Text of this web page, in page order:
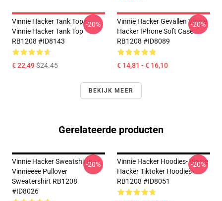
Vinnie Hacker Tank Tops -
Vinnie Hacker Tank Top
RB1208 #ID8143
€ 22,49$24.45
-20%
Vinnie Hacker Gevallen Vinnie
Hacker IPhone Soft Case
RB1208 #ID8089
€ 14,81 - € 16,10
-20%
BEKIJK MEER
Gerelateerde producten
Vinnie Hacker Sweatshirts -
Vinnieeee Pullover
Sweatershirt RB1208
#ID8026
-20%
Vinnie Hacker Hoodies- Vinnie
Hacker Tiktoker Hoodies
RB1208 #ID8051
-20%